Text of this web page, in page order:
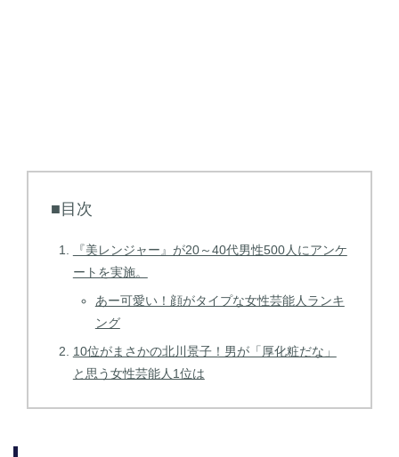
■目次
『美レンジャー』が20～40代男性500人にアンケ
ートを実施。
あー可愛い！顔がタイプな女性芸能人ランキ
ング
10位がまさかの北川景子！男が「厚化粧だな」
と思う女性芸能人1位は